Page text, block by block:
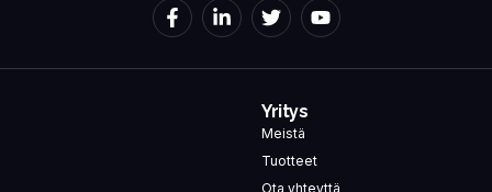
Yritys
Meistä
Tuotteet
Ota yhteyttä